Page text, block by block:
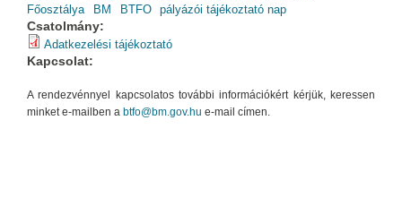
Főosztálya
BM BTFO pályázói tájékoztató nap
Csatolmány:
Adatkezelési tájékoztató
Kapcsolat:
A rendezvénnyel kapcsolatos további információkért kérjük, keressen
minket e-mailben a btfo@bm.gov.hu e-mail címen.